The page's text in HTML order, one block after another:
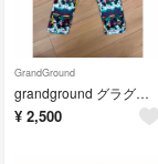
GrandGround
grandground グラグラ パンツ
¥ 2,500